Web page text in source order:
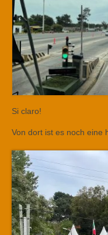
Si claro!
Von dort ist es noch eine